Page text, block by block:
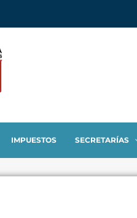
IMPUESTOS SECRETARÍAS